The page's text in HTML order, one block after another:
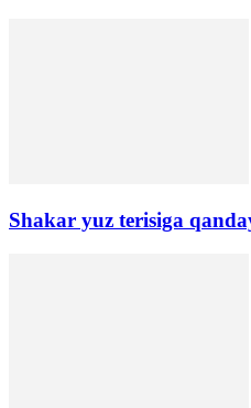
Shakar yuz terisiga